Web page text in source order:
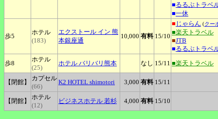
■るるぶトラベ
■一休
歩5
ホテル
(183)
エクストール イン 熊
本銀座通
10,000 有料 15/10
■ じゃらん (クー
■楽天トラベル
■JTB
■るるぶトラベ
歩8
ホテル
(25)
ホテル バリバリ熊本 なし 15/11 ■楽天トラベル
【閉館】
カプセル
(66)
K2 HOTEL shimotori 3,000 有料 15/11
【閉館】
ホテル
(12)
ビジネスホテル 若杉 4,000 有料 15/10